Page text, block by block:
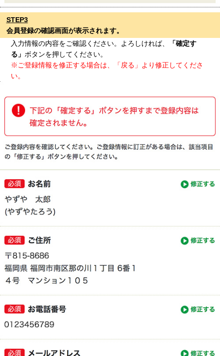
STEP3
会員登録の確認画面が表示されます。
入力情報の内容をご確認ください。よろしければ、
「確定す
る」ボタンを押してください。
※ご登録情報を修正する場合は、「戻る」より修正してくださ
い。